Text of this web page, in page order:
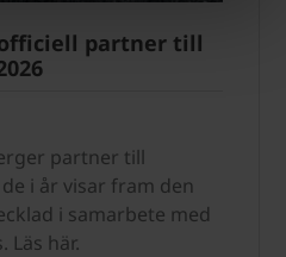
partner till
partner till
i år visar fram den
i samarbete med
Läs här.